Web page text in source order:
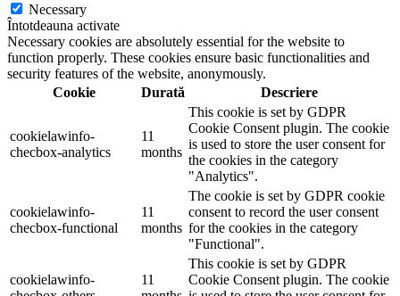
Necessary
Întotdeauna activate
Necessary cookies are absolutely essential for the website to
function properly. These cookies ensure basic functionalities and
security features of the website, anonymously.
Cookie
Durată Descriere
cookielawinfo-
checbox-analytics
11
months
This cookie is set by GDPR
Cookie Consent plugin. The cookie
is used to store the user consent for
the cookies in the category
"Analytics".
cookielawinfo-
checbox-functional
11
months
The cookie is set by GDPR cookie
consent to record the user consent
for the cookies in the category
"Functional".
cookielawinfo-
11
This cookie is set by GDPR
Cookie Consent plugin. The cookie